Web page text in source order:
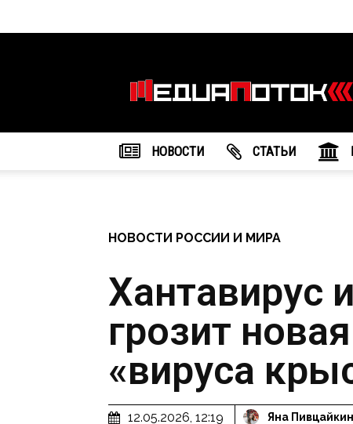
агентство
"МедиаПоток"
НОВОСТИ CТАТЬИ
НОВОСТИ РОССИИ И МИРА
Хантавирус
грозит
«вируса
12.05.2026, 12:19 Яна